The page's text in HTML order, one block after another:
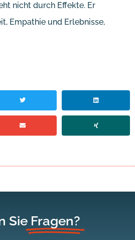
nicht durch Effekte. Er
Empathie und Erlebnisse,
Sie Fragen?